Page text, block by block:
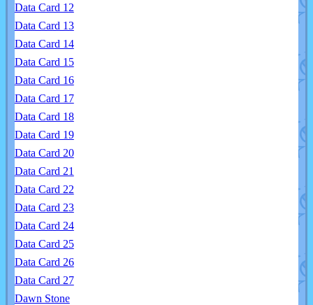
Data Card 12
Data Card 13
Data Card 14
Data Card 15
Data Card 16
Data Card 17
Data Card 18
Data Card 19
Data Card 20
Data Card 21
Data Card 22
Data Card 23
Data Card 24
Data Card 25
Data Card 26
Data Card 27
Dawn Stone